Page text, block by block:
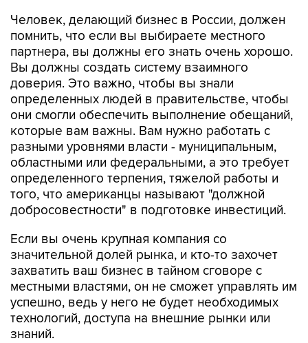
Человек, делающий бизнес в России, должен
помнить, что если вы выбираете местного
партнера, вы должны его знать очень хорошо.
Вы должны создать систему взаимного
доверия. Это важно, чтобы вы знали
определенных людей в правительстве, чтобы
они смогли обеспечить выполнение обещаний,
которые вам важны. Вам нужно работать с
разными уровнями власти - муниципальным,
областными или федеральными, а это требует
определенного терпения, тяжелой работы и
того, что американцы называют "должной
добросовестности" в подготовке инвестиций.
Если вы очень крупная компания со
значительной долей рынка, и кто-то захочет
захватить ваш бизнес в тайном сговоре с
местными властями, он не сможет управлять им
успешно, ведь у него не будет необходимых
технологий, доступа на внешние рынки или
знаний.